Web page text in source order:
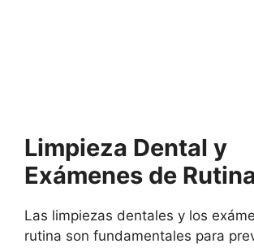
Limpieza Dental y
Exámenes de
Las limpiezas dentales y los
rutina son fundamentales para